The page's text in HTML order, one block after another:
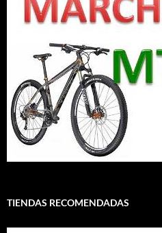
TIENDAS RECOMENDADAS